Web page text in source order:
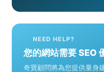
NEED HELP?
您的網站需要 SEO
奇寶顧問將為您提供量身